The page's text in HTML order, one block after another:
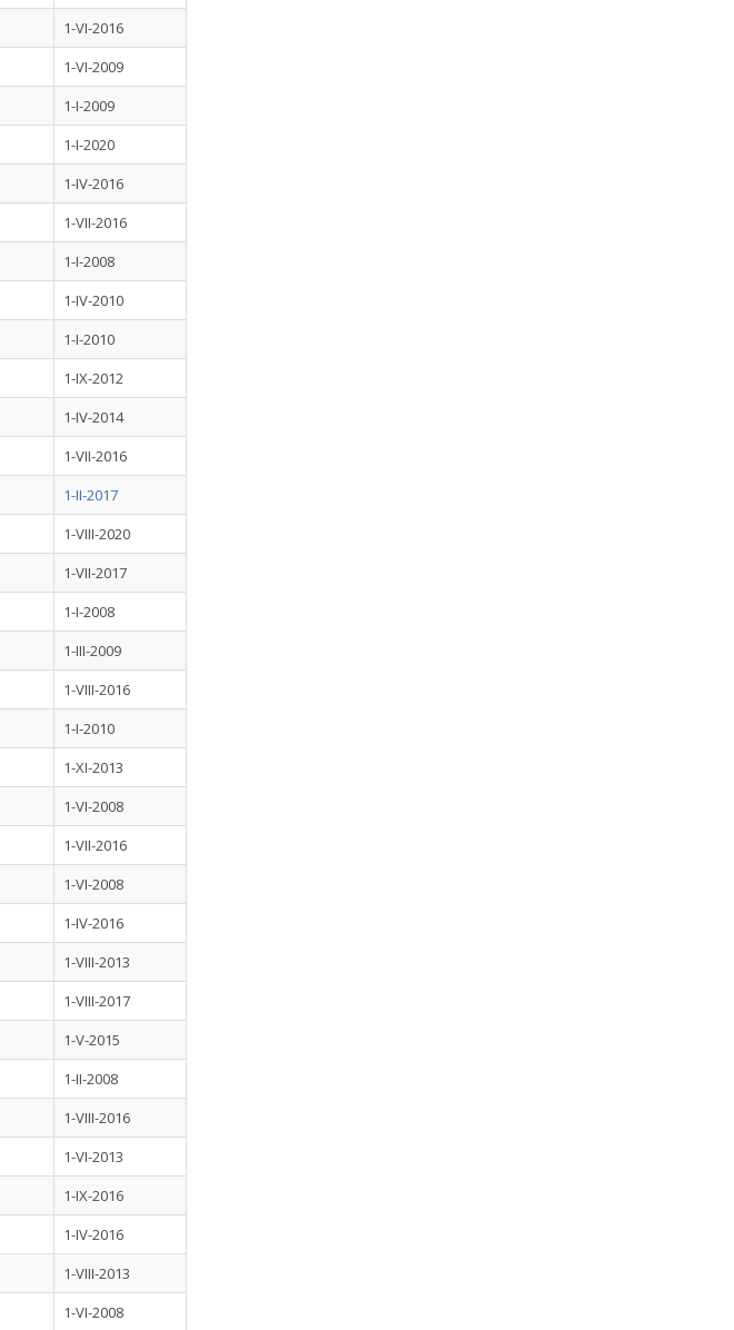
1-VI-2016
1-VI-2009
1-I-2009
1-I-2020
1-IV-2016
1-VII-2016
1-I-2008
1-IV-2010
1-I-2010
1-IX-2012
1-IV-2014
1-VII-2016
1-II-2017
1-VIII-2020
1-VII-2017
1-I-2008
1-III-2009
1-VIII-2016
1-I-2010
1-XI-2013
1-VI-2008
1-VII-2016
1-VI-2008
1-IV-2016
1-VIII-2013
1-VIII-2017
1-V-2015
1-II-2008
1-VIII-2016
1-VI-2013
1-IX-2016
1-IV-2016
1-VIII-2013
1-VI-2008